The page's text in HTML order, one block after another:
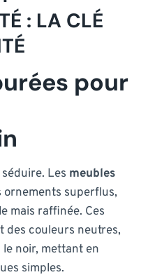
: LA CLÉ
pour
Les meubles
ornements superflus,
mais raffinée. Ces
des couleurs neutres,
noir, mettant en
simples.